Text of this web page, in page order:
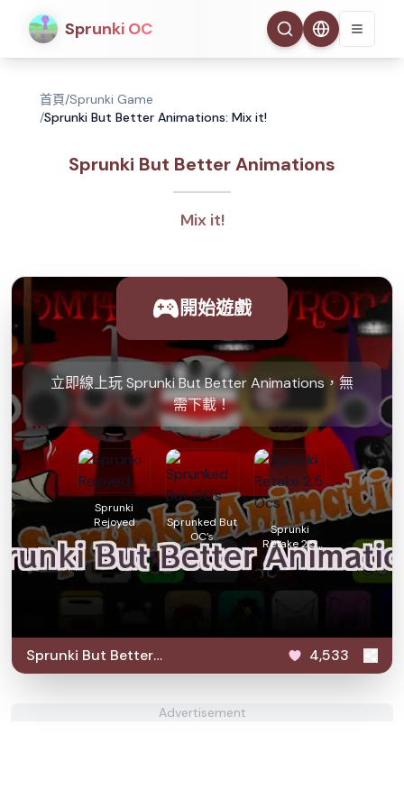
Sprunki OC
首頁/Sprunki Game
/Sprunki But Better Animations: Mix it!
Sprunki But Better Animations
Mix it!
開始遊戲
立即線上玩 Sprunki But Better Animations，無
需下載！
Sprunki
Rejoyed
Sprunked But
OC’s
Sprunki
Retake 2.5
Ocs
Sprunki But Better
Animations
4,533
Advertisement